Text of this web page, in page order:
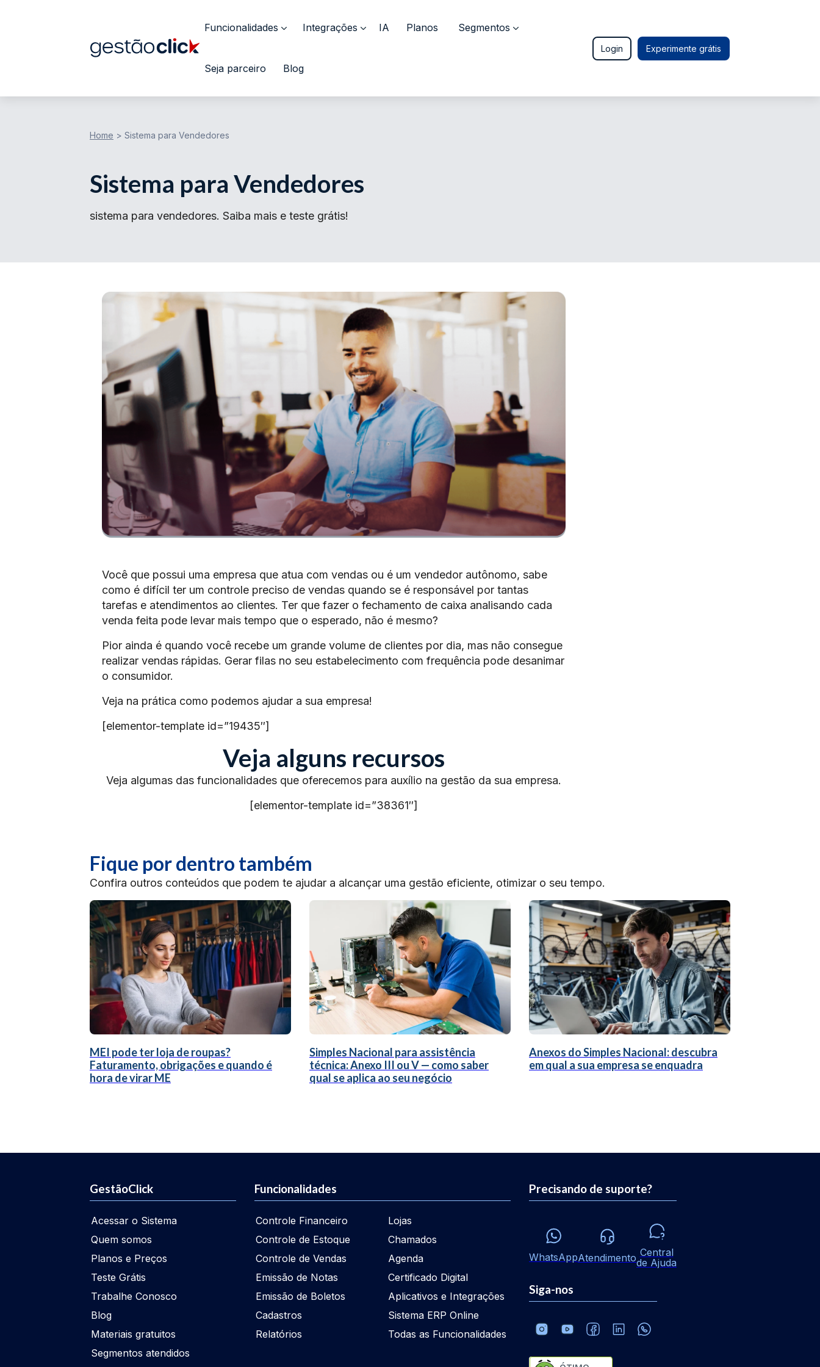
Funcionalidades Integrações IA Planos Segmentos
Seja parceiro Blog
Login Experimente grátis
Home > Sistema para Vendedores
Sistema para Vendedores
sistema para vendedores. Saiba mais e teste grátis!
Você que possui uma empresa que atua com vendas ou é um vendedor autônomo, sabe
como é difícil ter um controle preciso de vendas quando se é responsável por tantas
tarefas e atendimentos ao clientes. Ter que fazer o fechamento de caixa analisando cada
venda feita pode levar mais tempo que o esperado, não é mesmo?
Pior ainda é quando você recebe um grande volume de clientes por dia, mas não consegue
realizar vendas rápidas. Gerar filas no seu estabelecimento com frequência pode desanimar
o consumidor.
Veja na prática como podemos ajudar a sua empresa!
[elementor-template id=”19435″]
Veja alguns recursos
Veja algumas das funcionalidades que oferecemos para auxílio na gestão da sua empresa.
[elementor-template id=”38361″]
Fique por dentro também
Confira outros conteúdos que podem te ajudar a alcançar uma gestão eficiente, otimizar o seu tempo.
MEI pode ter loja de roupas?
Faturamento, obrigações e quando é
hora de virar ME
Simples Nacional para assistência
técnica: Anexo III ou V — como saber
qual se aplica ao seu negócio
Anexos do Simples Nacional: descubra
em qual a sua empresa se enquadra
GestãoClick
Acessar o Sistema
Quem somos
Planos e Preços
Teste Grátis
Trabalhe Conosco
Blog
Materiais gratuitos
Segmentos atendidos
Funcionalidades
Controle Financeiro
Controle de Estoque
Controle de Vendas
Emissão de Notas
Emissão de Boletos
Cadastros
Relatórios
Lojas
Chamados
Agenda
Certificado Digital
Aplicativos e Integrações
Sistema ERP Online
Todas as Funcionalidades
Precisando de suporte?
WhatsAppAtendimento Central
de Ajuda
Siga-nos